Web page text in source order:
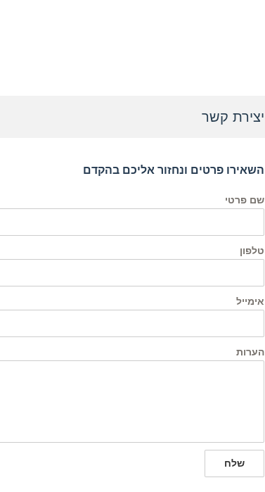
יצירת קשר
השאירו פרטים ונחזור אליכם בהקדם
שם פרטי
טלפון
אימייל
הערות
שלח